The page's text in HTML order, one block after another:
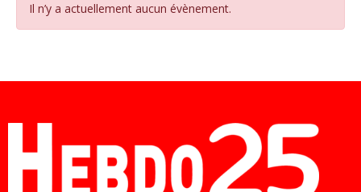
Il n’y a actuellement aucun évènement.